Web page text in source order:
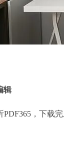
辑
，下载完